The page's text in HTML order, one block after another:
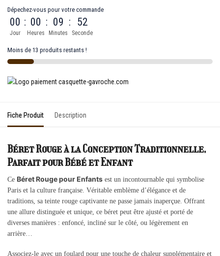
Dépechez-vous pour votre commande
00
Jour
: 00
Heures
: 09
Minutes
: 52
Seconde
Moins de 13 produits restants !
Fiche Produit Description
Béret Rouge à la Conception Traditionnelle,
Parfait pour Bébé et Enfant
Ce Béret Rouge pour Enfants est un incontournable qui symbolise
Paris et la culture française. Véritable emblème d’élégance et de
traditions, sa teinte rouge captivante ne passe jamais inaperçue. Offrant
une allure distinguée et unique, ce béret peut être ajusté et porté de
diverses manières : enfoncé, incliné sur le côté, ou légèrement en
arrière…
Associez-le avec un foulard pour une touche de chaleur supplémentaire et